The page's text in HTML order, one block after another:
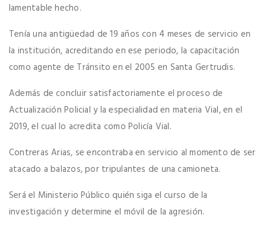
lamentable hecho.
Tenía una antigüedad de 19 años con 4 meses de servicio en
la institución, acreditando en ese periodo, la capacitación
como agente de Tránsito en el 2005 en Santa Gertrudis.
Además de concluir satisfactoriamente el proceso de
Actualización Policial y la especialidad en materia Vial, en el
2019, el cual lo acredita como Policía Vial.
Contreras Arias, se encontraba en servicio al momento de ser
atacado a balazos, por tripulantes de una camioneta.
Será el Ministerio Público quién siga el curso de la
investigación y determine el móvil de la agresión.